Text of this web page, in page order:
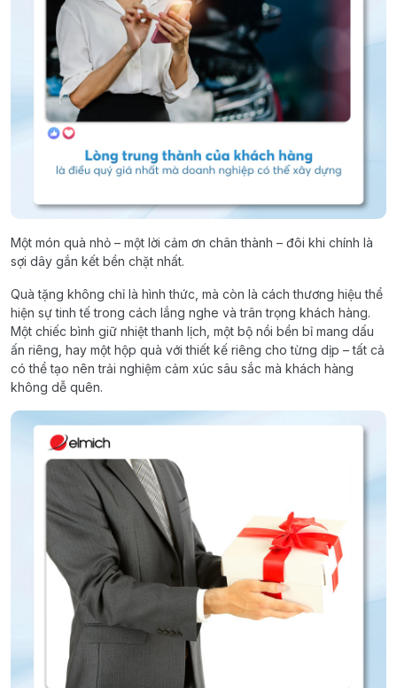
Một món quà nhỏ – một lời cảm ơn chân thành – đôi khi chính là
sợi dây gắn kết bền chặt nhất.
Quà tặng không chỉ là hình thức, mà còn là cách thương hiệu thể
hiện sự tinh tế trong cách lắng nghe và trân trọng khách hàng.
Một chiếc bình giữ nhiệt thanh lịch, một bộ nồi bền bỉ mang dấu
ấn riêng, hay một hộp quà với thiết kế riêng cho từng dịp – tất cả
có thể tạo nên trải nghiệm cảm xúc sâu sắc mà khách hàng
không dễ quên.